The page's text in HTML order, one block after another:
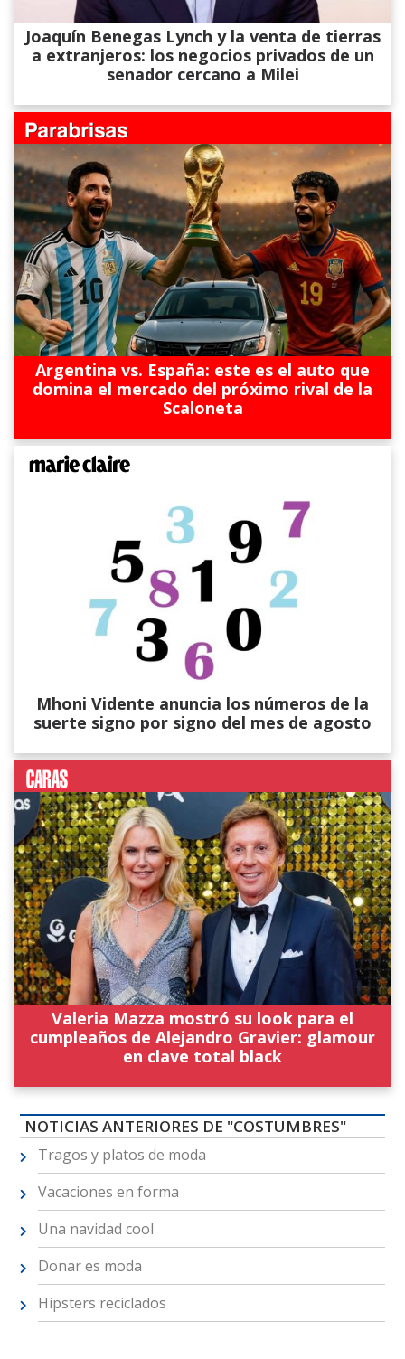
Joaquín Benegas Lynch y la venta de tierras
a extranjeros: los negocios privados de un
senador cercano a Milei
Argentina vs. España: este es el auto que
domina el mercado del próximo rival de la
Scaloneta
Mhoni Vidente anuncia los números de la
suerte signo por signo del mes de agosto
Valeria Mazza mostró su look para el
cumpleaños de Alejandro Gravier: glamour
en clave total black
NOTICIAS ANTERIORES DE "COSTUMBRES"
Tragos y platos de moda
Vacaciones en forma
Una navidad cool
Donar es moda
Hipsters reciclados